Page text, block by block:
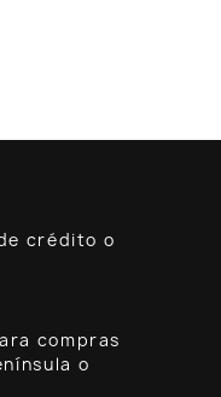
crédito o
compras
o